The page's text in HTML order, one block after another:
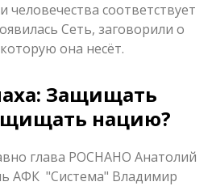
соответствует
Сеть, заговорили о
она несёт.
Защищать
нацию?
глава РОСНАНО Анатолий
АФК "Система" Владимир